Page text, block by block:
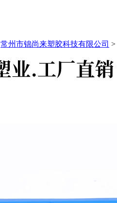
常州市锦尚来塑胶科技有限公司 >